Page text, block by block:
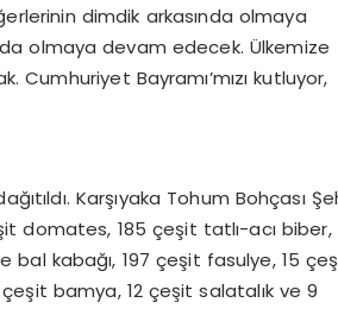
dimdik arkasında olmaya
olmaya devam edecek. Ülkemize
Cumhuriyet Bayramı’mızı kutluyor,
Karşıyaka Tohum Bohçası
domates, 185 çeşit tatlı-acı biber,
kabağı, 197 çeşit fasulye, 15
bamya, 12 çeşit salatalık ve 9